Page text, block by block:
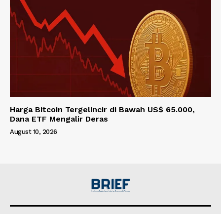
Harga Bitcoin Tergelincir di Bawah US$ 65.000,
Dana ETF Mengalir Deras
August 10, 2026